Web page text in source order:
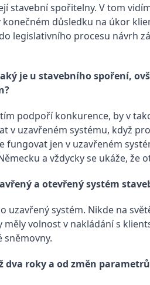
stavební spořitelny. V tom
důsledku na úkor
legislativního procesu návrh
je u stavebního spoření,
podpoří konkurence, by v
v uzavřeném systému, když
fungovat jen v uzavřeném
a vždycky se ukáže,
a otevřený systém
uzavřený systém. Nikde na
volnost v nakládání s
sněmovny.
roky a od změn